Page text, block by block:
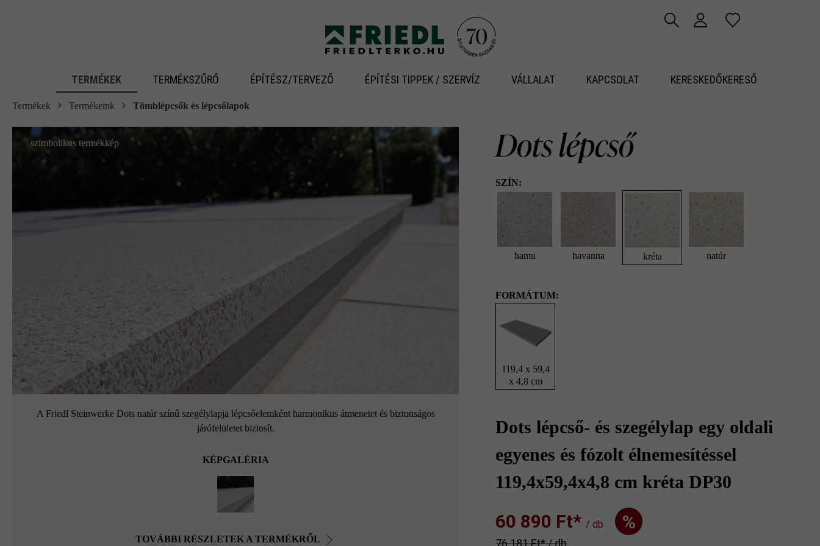
TERMÉKEK TERMÉKSZŰRŐ ÉPÍTÉSZ/TERVEZŐ ÉPÍTÉSI TIPPEK / SZERVÍZ VÁLLALAT KAPCSOLAT KERESKEDŐKERESŐ
Termékek Termékeink Tömblépcsők és lépcsőlapok
szimbolikus termékkép
A Friedl Steinwerke Dots natúr színű szegélylapja lépcsőelemként harmonikus átmenetet és biztonságos
járófelületet biztosít.
KÉPGALÉRIA
TOVÁBBI RÉSZLETEK A TERMÉKRŐL
Dots lépcső
SZÍN:
hamu havanna kréta natúr
FORMÁTUM:
119,4 x 59,4
x 4,8 cm
Dots lépcső- és szegélylap egy oldali
egyenes és fózolt élnemesítéssel
119,4x59,4x4,8 cm kréta DP30
60 890 Ft‎‎‎*/ db %
76 181 Ft‎‎‎* / db